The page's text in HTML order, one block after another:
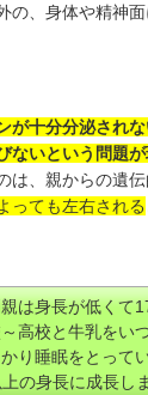
の、身体や精神
が十分分泌され
ないという問題
は、親からの遺伝
っても左右される
は身長が低くて
高校と牛乳をい
り睡眠をとって
の身長に成長し